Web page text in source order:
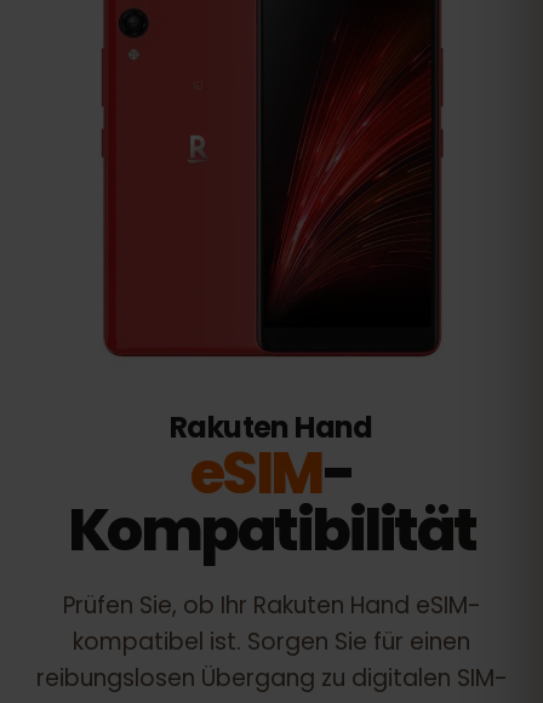
Rakuten Hand
eSIM-
Kompatibilität
Prüfen Sie, ob Ihr Rakuten Hand eSIM-
kompatibel ist. Sorgen Sie für einen
reibungslosen Übergang zu digitalen SIM-